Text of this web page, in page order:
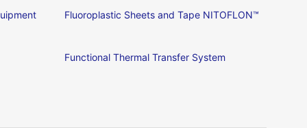
Fluoroplastic Sheets and Tape NITOFLON™
Functional Thermal Transfer System